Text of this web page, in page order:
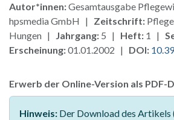
Autor*innen:Gesamtausgabe
hpsmedia GmbH | Zeitschrift:
Hungen | Jahrgang: 5 | Heft: 1 |
Erscheinung:01.01.2002 | DOI:
Erwerb der Online-Version als PDF-
Hinweis: Der Download des